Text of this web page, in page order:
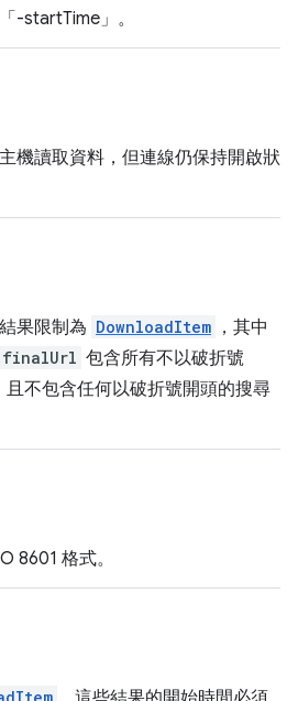
-startTime」。
機讀取資料，但連線仍保持開啟狀
果限制為 DownloadItem ，其中
finalUrl 包含所有不以破折號
且不包含任何以破折號開頭的搜尋
8601 格式。